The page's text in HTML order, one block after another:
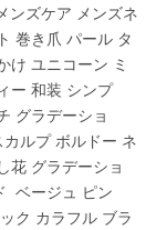
ンズケア メンズネ
巻き爪 パール タ
け ユニコーン ミ
ー 和装 シンプ
グラデーショ
ルプ ボルドー ネ
花 グラデーショ
ベージュ ピン
ク カラフル ブラ